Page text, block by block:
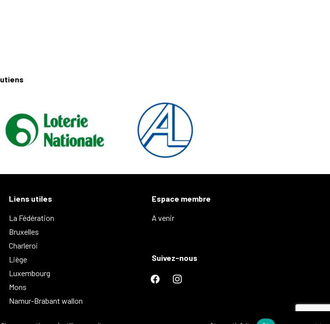
Liens utiles
La Fédération
Bruxelles
Charleroi
Liège
Luxembourg
Mons
Namur-Brabant wallon
Espace membre
A venir
Suivez-nous
facebookinstagram